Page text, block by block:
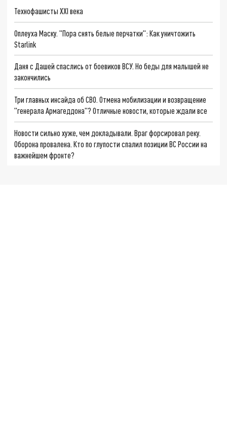
Технофашисты XXI века
Оплеуха Маску. "Пора снять белые перчатки": Как уничтожить
Starlink
Даня с Дашей спаслись от боевиков ВСУ. Но беды для малышей не
закончились
Три главных инсайда об СВО. Отмена мобилизации и возвращение
"генерала Армагеддона"? Отличные новости, которые ждали все
Новости сильно хуже, чем докладывали. Враг форсировал реку.
Оборона провалена. Кто по глупости спалил позиции ВС России на
важнейшем фронте?